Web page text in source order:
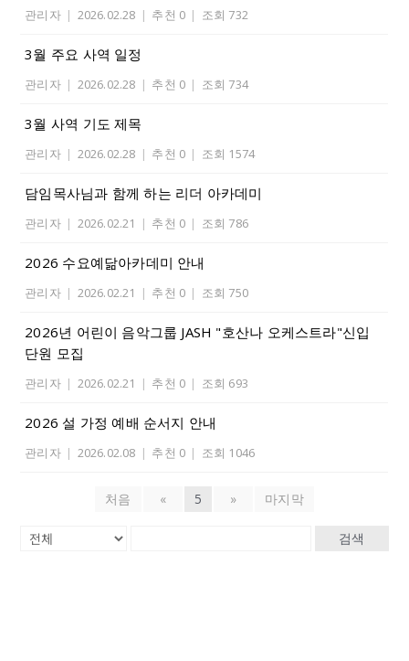
관리자 | 2026.02.28 | 추천 0 | 조회 732
3월 주요 사역 일정
관리자 | 2026.02.28 | 추천 0 | 조회 734
3월 사역 기도 제목
관리자 | 2026.02.28 | 추천 0 | 조회 1574
담임목사님과 함께 하는 리더 아카데미
관리자 | 2026.02.21 | 추천 0 | 조회 786
2026 수요예닮아카데미 안내
관리자 | 2026.02.21 | 추천 0 | 조회 750
2026년 어린이 음악그룹 JASH "호산나 오케스트라"신입
단원 모집
관리자 | 2026.02.21 | 추천 0 | 조회 693
2026 설 가정 예배 순서지 안내
관리자 | 2026.02.08 | 추천 0 | 조회 1046
처음 « 5 » 마지막
검색